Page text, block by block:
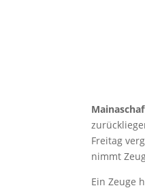
Freitag
nimmt
Ein Zeuge